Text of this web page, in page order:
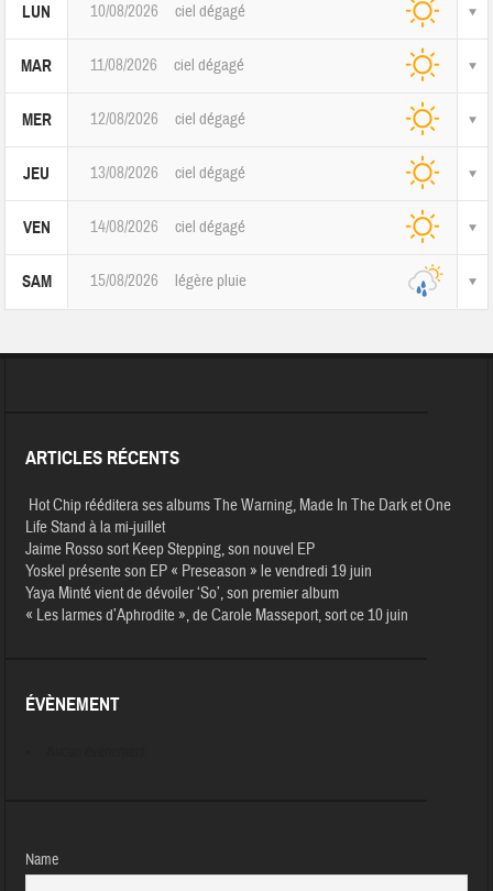
LUN 10/08/2026 ciel dégagé
MAR 11/08/2026 ciel dégagé
MER 12/08/2026 ciel dégagé
JEU 13/08/2026 ciel dégagé
VEN 14/08/2026 ciel dégagé
SAM 15/08/2026 légère pluie
ARTICLES RÉCENTS
Hot Chip rééditera ses albums The Warning, Made In The Dark et One
Life Stand à la mi-juillet
Jaime Rosso sort Keep Stepping, son nouvel EP
Yoskel présente son EP « Preseason » le vendredi 19 juin
Yaya Minté vient de dévoiler ‘So’, son premier album
« Les larmes d’Aphrodite », de Carole Masseport, sort ce 10 juin
ÉVÈNEMENT
Name